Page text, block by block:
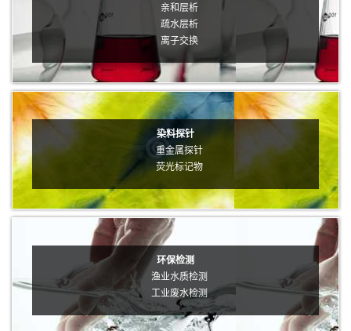
亲和层析
疏水层析
离子交换
染料探针
重金属探针
荧光标记物
环保检测
渔业水质检测
工业废水检测